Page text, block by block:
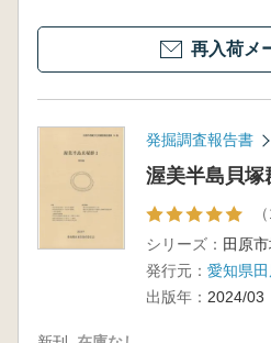
再入荷メ
発掘調査報告書
渥美半島貝
シリーズ：
発行元： 愛知県
出版年： 2024/03